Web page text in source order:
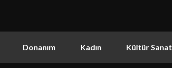
Donanım Kadın Kültür Sanat